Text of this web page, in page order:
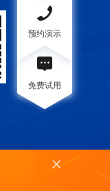
预约演示
免费试用